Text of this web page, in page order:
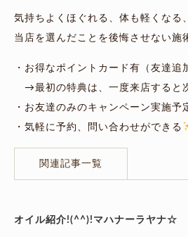
気持ちよくほぐれる、体も軽くなる、
当店を選んだことを後悔させない施
・お得なポイントカード有（友達
→最初の特典は、一度来店すると
・お友達のみのキャンペーン実施予
・気軽に予約、問い合わせができる
関連記事一覧
オイル紹介!(^^)!マハナーラヤナ☆